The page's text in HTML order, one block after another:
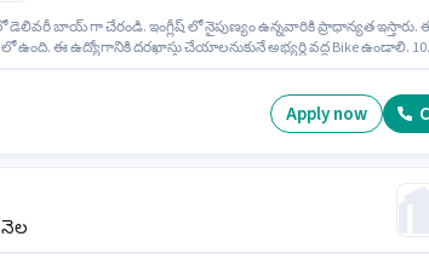
బాయ్ గా చేరండి. ఇంగ్లీష్ లో నైపుణ్యం ఉన్నవారికి ప్రాధాన్యత ఇస్తారు.
ఉంది. ఈ ఉద్యోగానికి దరఖాస్తు చేయాలనుకునే అభ్యర్థి వద్ద Bike ఉండాలి.
Apply now